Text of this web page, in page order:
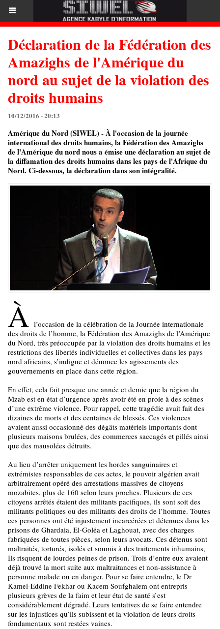
Déclaration de la Fédération des
Amazighs de l'Amérique du
nord au sujet de la violation des
droits humains
10/12/2016 - 20:13
Amérique du Nord (SIWEL) - À l'occasion de la journée
international des droits humains, la Fédération des Amazighs
de l'Amérique du nord nous a émise une déclaration au sujet de
la diffamation des droits humains dans les pays de l'Afrique du
Nord. Ci-dessous, la déclaration dans son intégralité.
À l’occasion de la célébration de la Journée internationale
des droits de l’homme, la Fédération des Amazighs de l’Amérique
du Nord, très préoccupée par la violation des droits humains et les
restrictions des libertés individuelles et collectives dans les pays
nord africains, s’indigne et dénonce les agissements des
gouvernements en place dans cette région.
En effet, cela fait presque une année et demie que la région du
Mzab est en état d’urgence après avoir été en proie à des scènes
d’une extrême violence. Pour rappel, cette tragédie avait fait des
dizaines de morts et des centaines de blessés. Ces violences
avaient aussi occasionné des dégâts matériels importants dont
plusieurs maisons brulées, des commerces saccagés et pillés ainsi
que des mausolées détruits.
Au lieu d’arrêter uniquement les hordes sanguinaires et
extrémistes responsables de ces actes, le pouvoir algérien avait
arbitrairement opéré des arrestations massives de citoyens
mozabites, plus de 160 selon leurs proches. Plusieurs de ces
citoyens arrêtés étaient des militants pacifiques, ils sont soit des
militants politiques ou des militants des droits de l’homme. Toutes
ces personnes ont été injustement incarcérées et détenues dans les
prisons de Ghardaia, El-Goléa et Laghouat, avec des charges
fabriquées de toutes pièces, selon leurs avocats. Ces détenus sont
maltraités, torturés, isolés et soumis à des traitements inhumains,
Ils risquent de lourdes peines de prison. Trois d’entre eux avaient
déjà trouvé la mort suite aux maltraitances et non-assistance à
personne malade ou en danger. Pour se faire entendre, le Dr
Kamel-Eddine Fekhar ou Kacem Soufghalem ont entrepris
plusieurs grèves de la faim et leur état de santé s’est
considérablement dégradé. Leurs tentatives de se faire entendre
sur les injustices qu’ils subissent et la violation de leurs droits
fondamentaux sont restées vaines.